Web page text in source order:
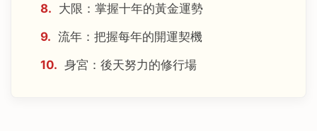
8. 大限：掌握十年的黃金運勢
9. 流年：把握每年的開運契機
10. 身宮：後天努力的修行場